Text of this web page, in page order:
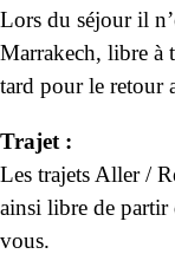
Lors du séjour il
Marrakech, libre à
tard pour le retour
Trajet :
Les trajets Aller /
ainsi libre de partir
vous.